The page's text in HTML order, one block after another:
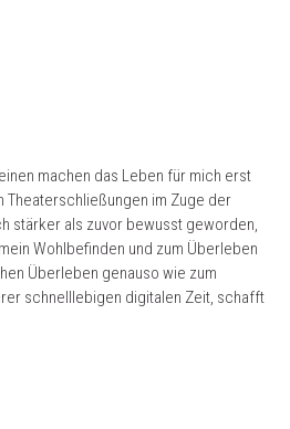
machen das Leben für mich erst
Theaterschließungen im Zuge der
stärker als zuvor bewusst geworden,
Wohlbefinden und zum Überleben
Überleben genauso wie zum
schnelllebigen digitalen Zeit, schafft